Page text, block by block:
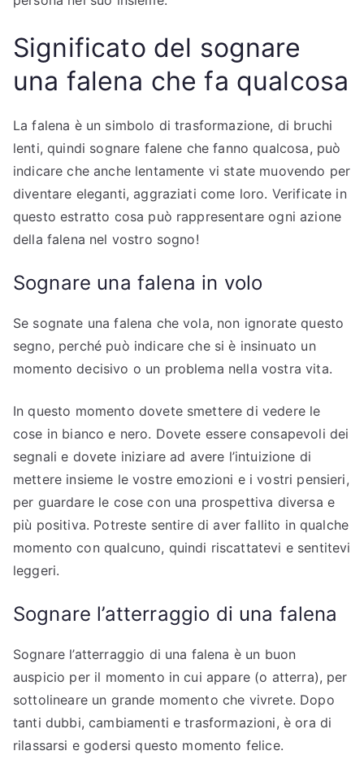
Significato del sognare
una falena che fa qualcosa
La falena è un simbolo di trasformazione, di bruchi
lenti, quindi sognare falene che fanno qualcosa, può
indicare che anche lentamente vi state muovendo per
diventare eleganti, aggraziati come loro. Verificate in
questo estratto cosa può rappresentare ogni azione
della falena nel vostro sogno!
Sognare una falena in volo
Se sognate una falena che vola, non ignorate questo
segno, perché può indicare che si è insinuato un
momento decisivo o un problema nella vostra vita.
In questo momento dovete smettere di vedere le
cose in bianco e nero. Dovete essere consapevoli dei
segnali e dovete iniziare ad avere l’intuizione di
mettere insieme le vostre emozioni e i vostri pensieri,
per guardare le cose con una prospettiva diversa e
più positiva. Potreste sentire di aver fallito in qualche
momento con qualcuno, quindi riscattatevi e sentitevi
leggeri.
Sognare l’atterraggio di una falena
Sognare l’atterraggio di una falena è un buon
auspicio per il momento in cui appare (o atterra), per
sottolineare un grande momento che vivrete. Dopo
tanti dubbi, cambiamenti e trasformazioni, è ora di
rilassarsi e godersi questo momento felice.